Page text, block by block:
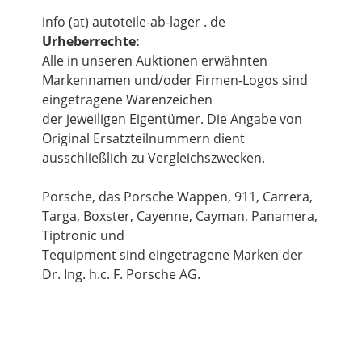
info (at) autoteile-ab-lager . de
Urheberrechte:
Alle in unseren Auktionen erwähnten
Markennamen und/oder Firmen-Logos sind
eingetragene Warenzeichen
der jeweiligen Eigentümer. Die Angabe von
Original Ersatzteilnummern dient
ausschließlich zu Vergleichszwecken.
Porsche, das Porsche Wappen, 911, Carrera,
Targa, Boxster, Cayenne, Cayman, Panamera,
Tiptronic und
Tequipment sind eingetragene Marken der
Dr. Ing. h.c. F. Porsche AG.